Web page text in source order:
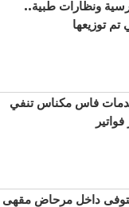
ونظارات طبية..
تم توزيعها
فاس مكناس تنفي
داخل مرحاض مقهى